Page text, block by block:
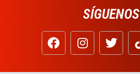
SÍGUENOS